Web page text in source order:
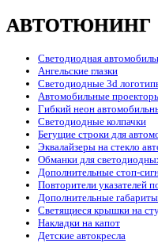
АВТОТЮНИНГ
Светодиодная
Ангельские глазки
Светодиодные 3d
Автомобильные
Гибкий неон
Светодиодные колпачки
Бегущие строки для
Эквалайзеры на стекло
Обманки для
Дополнительные стоп-
Повторители указателей
Дополнительные габариты
Светящиеся крышки на
Накладки на капот
Детские автокресла